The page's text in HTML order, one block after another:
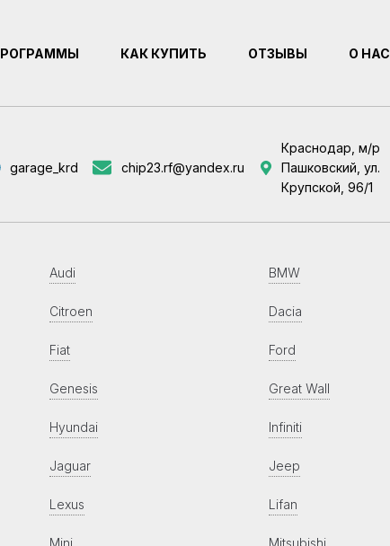
КАК КУПИТЬ ОТЗЫВЫ О НАС
garage_krd chip23.rf@yandex.ru
Краснодар, м/р
Пашковский, ул.
Крупской, 96/1
Audi BMW
Citroen Dacia
Fiat Ford
Genesis Great Wall
Hyundai Infiniti
Jaguar Jeep
Lexus Lifan
Mini Mitsubishi